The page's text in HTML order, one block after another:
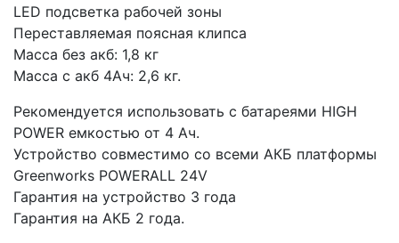
LED подсветка рабочей зоны
Переставляемая поясная клипса
Масса без акб: 1,8 кг
Масса с акб 4Ач: 2,6 кг.
Рекомендуется использовать с батареями HIGH
POWER емкостью от 4 Ач.
Устройство совместимо со всеми АКБ платформы
Greenworks POWERALL 24V
Гарантия на устройство 3 года
Гарантия на АКБ 2 года.